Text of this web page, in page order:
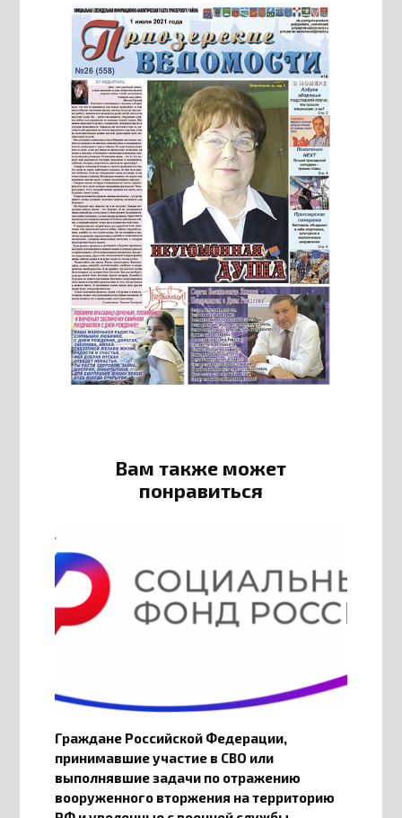
Вам также может
понравиться
Граждане Российской Федерации,
принимавшие участие в СВО или
выполнявшие задачи по отражению
вооруженного вторжения на территорию